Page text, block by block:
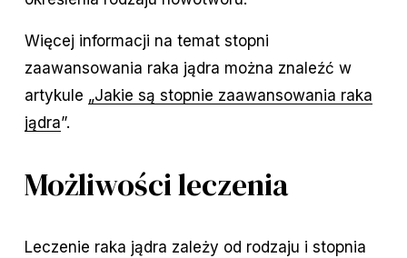
Więcej informacji na temat stopni
zaawansowania raka jądra można znaleźć w
artykule „Jakie są stopnie zaawansowania raka
jądra”.
Możliwości leczenia
Leczenie raka jądra zależy od rodzaju i stopnia